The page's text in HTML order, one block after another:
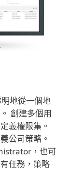
地從一個地
創建多個用
義權限集。
公司策略。
，也可
任務，策略